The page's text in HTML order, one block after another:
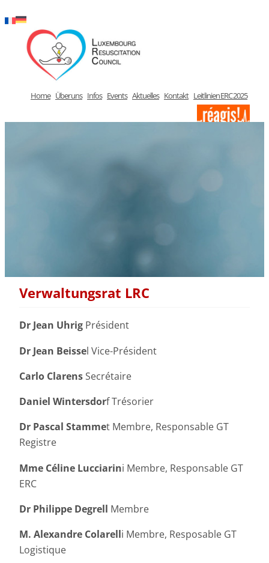
Inhalt
springen
Home Über uns Infos Events Aktuelles Kontakt Leitlinien ERC 2025
Verwaltungsrat LRC
Dr Jean Uhrig Président
Dr Jean Beissel Vice-Président
Carlo ClarensSecrétaire
Daniel Wintersdorf Trésorier
Dr Pascal Stammet Membre, Responsable GT
Registre
Mme Céline Lucciarini Membre, Responsable GT
ERC
Dr Philippe Degrell Membre
M. Alexandre Colarelli Membre, Resposable GT
Logistique